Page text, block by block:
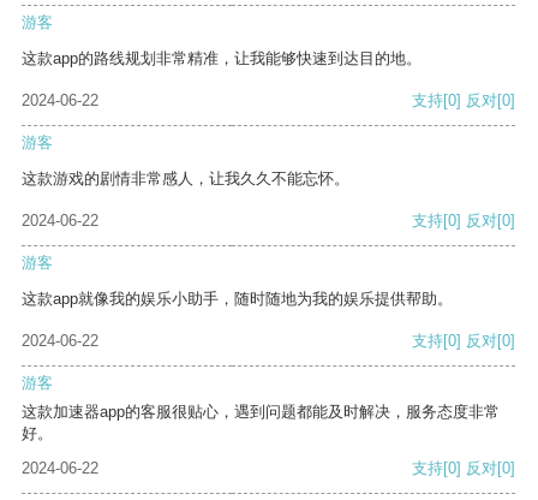
游客
这款app的路线规划非常精准，让我能够快速到达目的地。
2024-06-22 支持[0] 反对[0]
游客
这款游戏的剧情非常感人，让我久久不能忘怀。
2024-06-22 支持[0] 反对[0]
游客
这款app就像我的娱乐小助手，随时随地为我的娱乐提供帮助。
2024-06-22 支持[0] 反对[0]
游客
这款加速器app的客服很贴心，遇到问题都能及时解决，服务态度非常
好。
2024-06-22
支持[0] 反对[0]